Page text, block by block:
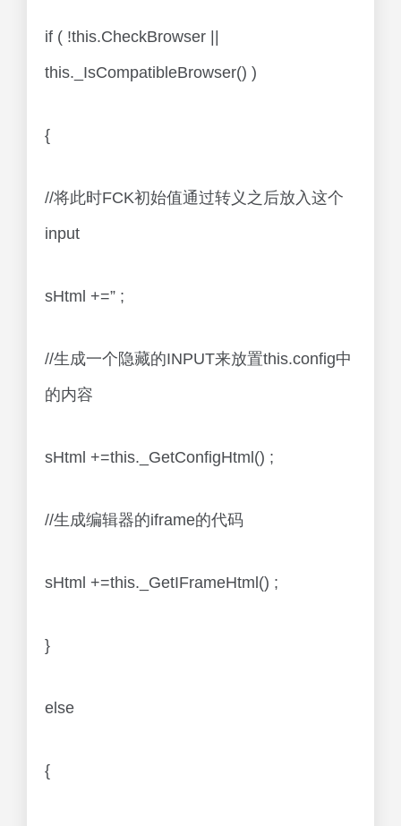
if ( !this.CheckBrowser ||
this._IsCompatibleBrowser() )
{
//将此时FCK初始值通过转义之后放入这个
input
sHtml +=” ;
//生成一个隐藏的INPUT来放置this.config中
的内容
sHtml +=this._GetConfigHtml() ;
//生成编辑器的iframe的代码
sHtml +=this._GetIFrameHtml() ;
}
else
{